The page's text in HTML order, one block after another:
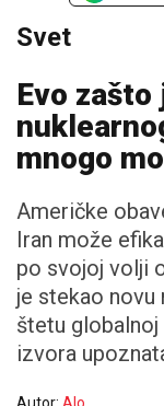
Svet
Evo
mnogo
Američke
Iran može
po svojoj volji
je stekao novu
štetu
izvora